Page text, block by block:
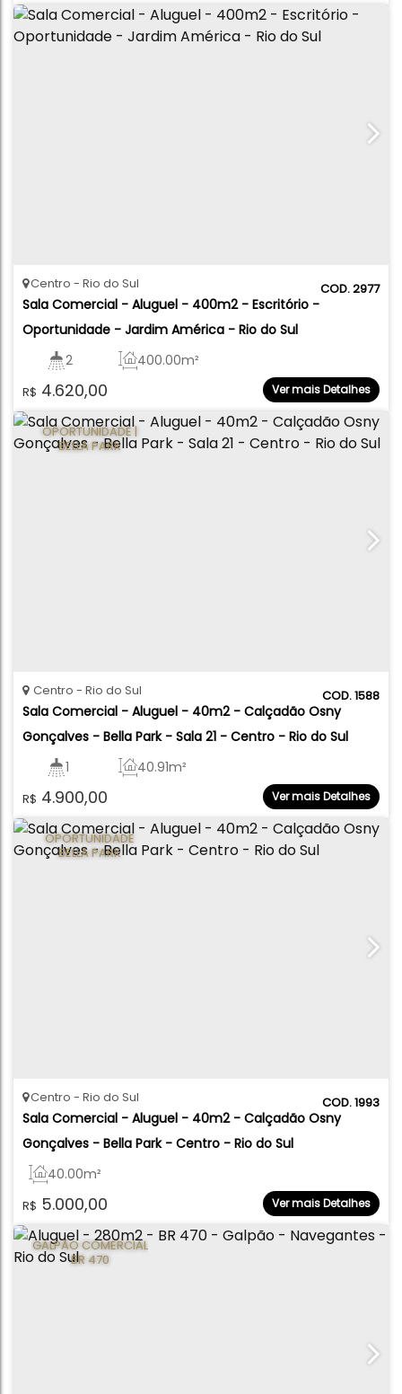
2977
Sala Comercial - Aluguel - 400m2 - Escritório -
Oportunidade - Jardim América - Rio do Sul
R$ 4.620,00
Centro Rio do Sul
2 400.00m²
Ver mais Detalhes
OPORTUNIDADE |
BELLA PARK
1588
Sala Comercial - Aluguel - 40m2 - Calçadão Osny
Gonçalves - Bella Park - Sala 21 - Centro - Rio do Sul
R$ 4.900,00
Centro Rio do Sul
1 40.91m²
Ver mais Detalhes
OPORTUNIDADE
BELLA PARK
1993
Sala Comercial - Aluguel - 40m2 - Calçadão Osny
Gonçalves - Bella Park - Centro - Rio do Sul
R$ 5.000,00
Centro Rio do Sul
40.00m²
Ver mais Detalhes
GALPÃO COMERCIAL
BR 470